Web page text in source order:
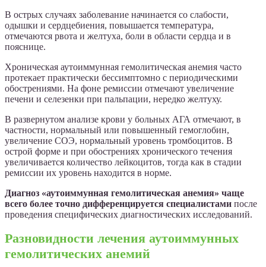
В острых случаях заболевание начинается со слабости,
одышки и сердцебиения, повышается температура,
отмечаются рвота и желтуха, боли в области сердца и в
пояснице.
Хроническая аутоиммунная гемолитическая анемия часто
протекает практически бессимптомно с периодическими
обострениями. На фоне ремиссии отмечают увеличение
печени и селезенки при пальпации, нередко желтуху.
В развернутом анализе крови у больных АГА отмечают, в
частности, нормальный или повышенный гемоглобин,
увеличение СОЭ, нормальный уровень тромбоцитов. В
острой форме и при обострениях хронического течения
увеличивается количество лейкоцитов, тогда как в стадии
ремиссии их уровень находится в норме.
Диагноз «аутоиммунная гемолитическая анемия» чаще
всего более точно дифференцируется специалистами после
проведения специфических диагностических исследований.
Разновидности лечения аутоиммунных
гемолитических анемий